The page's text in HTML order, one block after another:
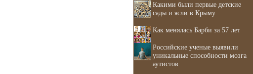
Какими были первые детские
сады и ясли в Крыму
Как менялась Барби за 57 лет
Российские ученые выявили
уникальные способности мозга
аутистов